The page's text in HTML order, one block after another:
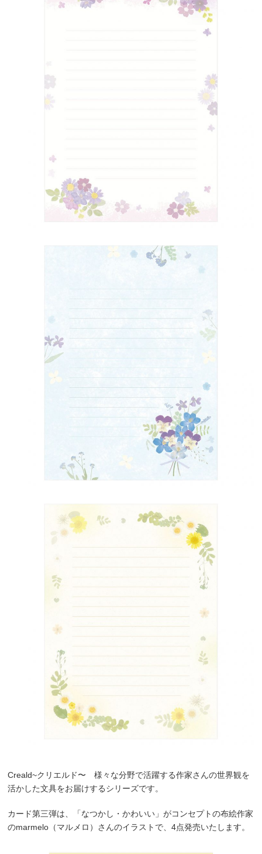
Creald~クリエルド〜 様々な分野で活躍する作家さんの世界観を
活かした文具をお届けするシリーズです。
カード第三弾は、「なつかし・かわいい」がコンセプトの布絵作家
のmarmelo（マルメロ）さんのイラストで、4点発売いたします。